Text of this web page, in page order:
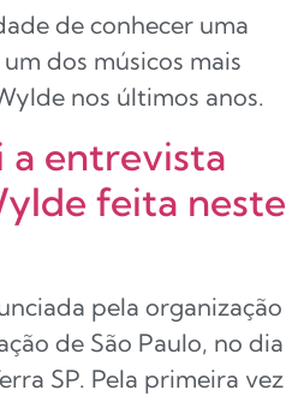
de conhecer uma
dos músicos mais
nos últimos anos.
a entrevista
feita neste
pela organização
de São Paulo, no dia
SP. Pela primeira vez